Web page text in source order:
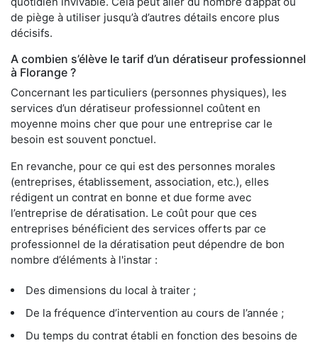
de piège à utiliser jusqu’à d’autres détails encore plus
décisifs.
A combien s’élève le tarif d’un dératiseur professionnel
à Florange ?
Concernant les particuliers (personnes physiques), les
services d’un dératiseur professionnel coûtent en
moyenne moins cher que pour une entreprise car le
besoin est souvent ponctuel.
En revanche, pour ce qui est des personnes morales
(entreprises, établissement, association, etc.), elles
rédigent un contrat en bonne et due forme avec
l’entreprise de dératisation. Le coût pour que ces
entreprises bénéficient des services offerts par ce
professionnel de la dératisation peut dépendre de bon
nombre d’éléments à l'instar :
Des dimensions du local à traiter ;
De la fréquence d’intervention au cours de l’année ;
Du temps du contrat établi en fonction des besoins de